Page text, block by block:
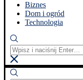
Biznes
Dom i ogród
Technologia